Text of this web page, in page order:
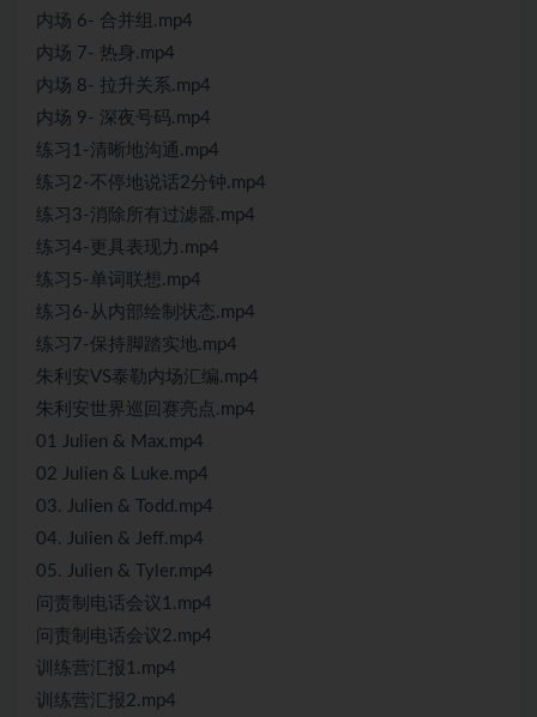
内场 6- 合并组.mp4
内场 7- 热身.mp4
内场 8- 拉升关系.mp4
内场 9- 深夜号码.mp4
练习1-清晰地沟通.mp4
练习2-不停地说话2分钟.mp4
练习3-消除所有过滤器.mp4
练习4-更具表现力.mp4
练习5-单词联想.mp4
练习6-从内部绘制状态.mp4
练习7-保持脚踏实地.mp4
朱利安VS泰勒内场汇编.mp4
朱利安世界巡回赛亮点.mp4
01 Julien & Max.mp4
02 Julien & Luke.mp4
03. Julien & Todd.mp4
04. Julien & Jeff.mp4
05. Julien & Tyler.mp4
问责制电话会议1.mp4
问责制电话会议2.mp4
训练营汇报1.mp4
训练营汇报2.mp4